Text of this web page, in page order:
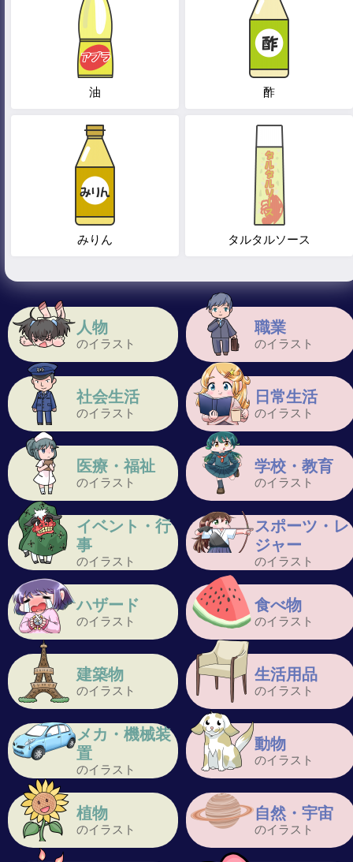
人物
のイラスト
職業
のイラスト
社会生活
のイラスト
日常生活
のイラスト
医療・福祉
のイラスト
学校・教育
のイラスト
イベント・行
事
のイラスト
スポーツ・レ
ジャー
のイラスト
ハザード
のイラスト
食べ物
のイラスト
建築物
のイラスト
生活用品
のイラスト
メカ・機械装
置
のイラスト
動物
のイラスト
植物
のイラスト
自然・宇宙
のイラスト
油 酢
みりん タルタルソース